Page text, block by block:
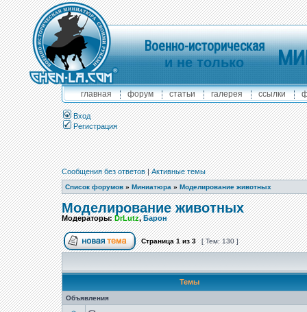
Военно-историческая
и не только
главная форум статьи галерея ссылки
Вход
Регистрация
Сообщения без ответов|Активные темы
Список форумов » Миниатюра » Моделирование животных
Моделирование животных
Модераторы:DrLutz,Барон
Страница1из3 [ Тем: 130 ]
Темы
Объявления